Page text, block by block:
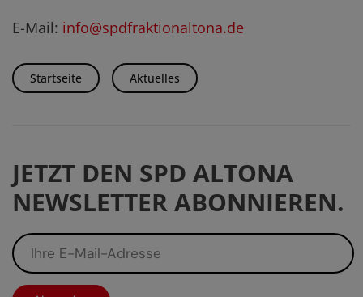
E-Mail: info@spdfraktionaltona.de
Startseite Aktuelles
JETZT DEN SPD ALTONA
NEWSLETTER ABONNIEREN.